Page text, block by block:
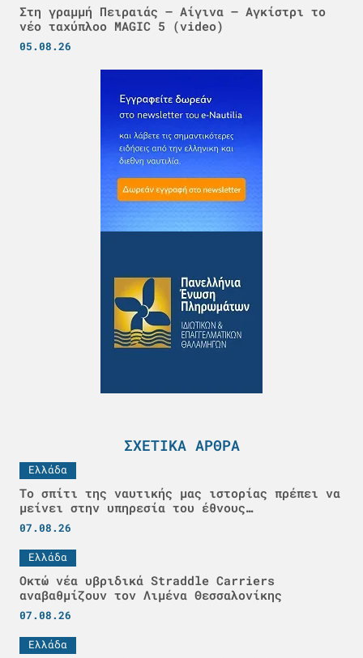
Στη γραμμή Πειραιάς – Αίγινα – Αγκίστρι το
νέο ταχύπλοο MAGIC 5 (video)
05.08.26
ΣΧΕΤΙΚΆ ΆΡΘΡΑ
Ελλάδα
Το σπίτι της ναυτικής μας ιστορίας πρέπει να
μείνει στην υπηρεσία του έθνους…
07.08.26
Ελλάδα
Οκτώ νέα υβριδικά Straddle Carriers
αναβαθμίζουν τον Λιμένα Θεσσαλονίκης
07.08.26
Ελλάδα